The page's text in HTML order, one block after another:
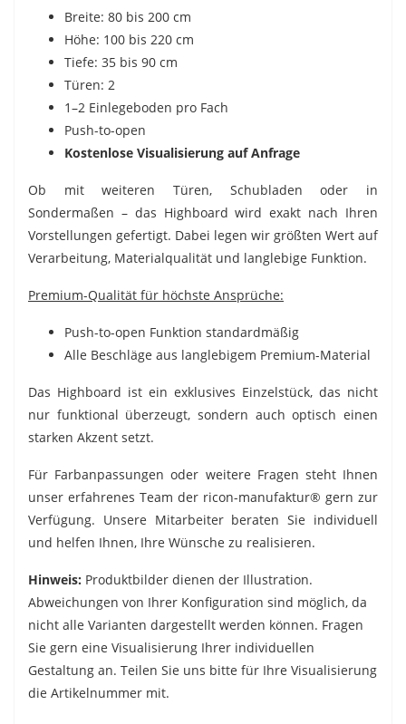
Breite: 80 bis 200 cm
Höhe: 100 bis 220 cm
Tiefe: 35 bis 90 cm
Türen: 2
1–2 Einlegeboden pro Fach
Push-to-open
Kostenlose Visualisierung auf Anfrage
Ob mit weiteren Türen, Schubladen oder in
Sondermaßen – das Highboard wird exakt nach Ihren
Vorstellungen gefertigt. Dabei legen wir größten Wert auf
Verarbeitung, Materialqualität und langlebige Funktion.
Premium-Qualität für höchste Ansprüche:
Push-to-open Funktion standardmäßig
Alle Beschläge aus langlebigem Premium-Material
Das Highboard ist ein exklusives Einzelstück, das nicht
nur funktional überzeugt, sondern auch optisch einen
starken Akzent setzt.
Für Farbanpassungen oder weitere Fragen steht Ihnen
unser erfahrenes Team der ricon-manufaktur® gern zur
Verfügung. Unsere Mitarbeiter beraten Sie individuell
und helfen Ihnen, Ihre Wünsche zu realisieren.
Hinweis: Produktbilder dienen der Illustration.
Abweichungen von Ihrer Konfiguration sind möglich, da
nicht alle Varianten dargestellt werden können. Fragen
Sie gern eine Visualisierung Ihrer individuellen
Gestaltung an. Teilen Sie uns bitte für Ihre Visualisierung
die Artikelnummer mit.